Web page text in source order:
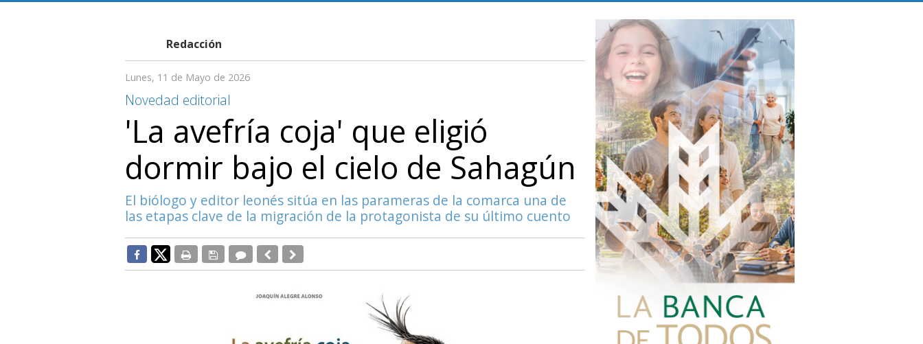
Redacción
Lunes, 11 de Mayo de 2026
Novedad editorial
'La avefría coja' que eligió
dormir bajo el cielo de Sahagún
El biólogo y editor leonés sitúa en las parameras de la comarca una de
las etapas clave de la migración de la protagonista de su último cuento